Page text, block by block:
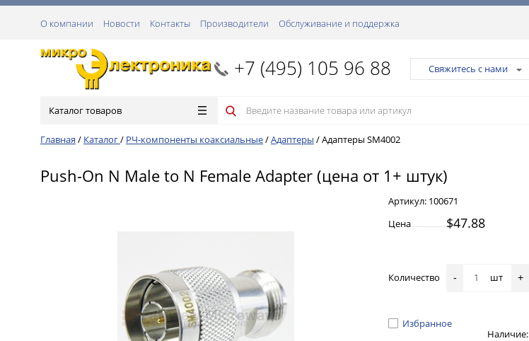
О компании Новости Контакты Производители Обслуживание и поддержка
+7 (495) 105 96 88 Свяжитесь с нами
Каталог товаров
Главная / Каталог/ РЧ-компоненты коаксиальные/Адаптеры /Адаптеры SM4002
Push-On N Male to N Female Adapter (цена от 1+ штук)
Артикул: 100671
Цена
$47.88
Количество - шт +
Избранное
Наличие: